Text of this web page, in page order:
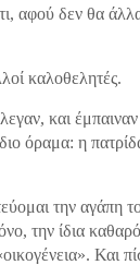
αφού δεν θα
καλοθελητές.
και έμπαιναν
όραμα: η
την αγάπη
την ίδια
Και